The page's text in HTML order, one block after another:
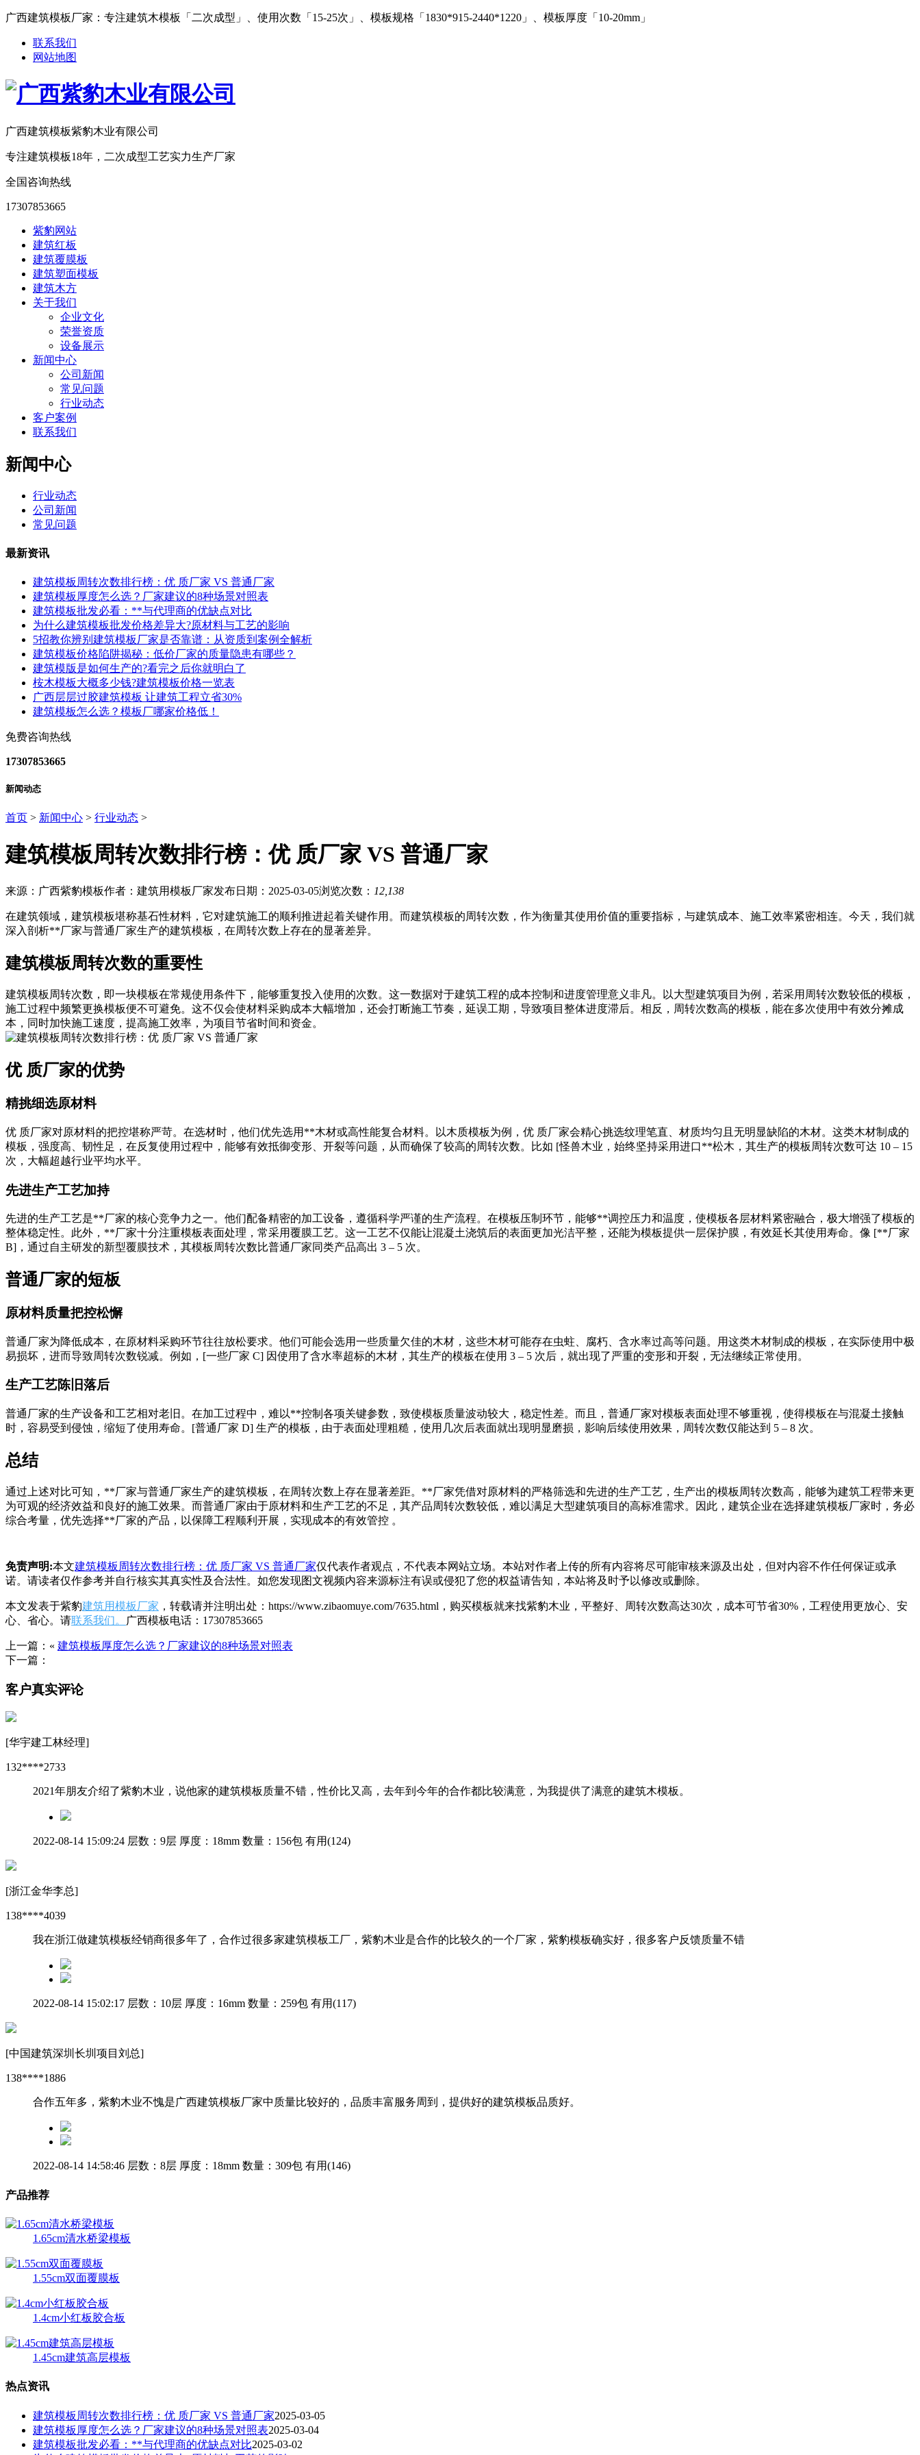
广西建筑模板厂家：专注建筑木模板「二次成型」、使用次数「15-25次」、模板规格「1830*915-2440*1220」、模板厚度「10-20mm」
联系我们
网站地图
广西建筑模板紫豹木业有限公司
专注建筑模板18年，二次成型工艺实力生产厂家
全国咨询热线
17307853665
紫豹网站
建筑红板
建筑覆膜板
建筑塑面模板
建筑木方
关于我们
企业文化
荣誉资质
设备展示
新闻中心
公司新闻
常见问题
行业动态
客户案例
联系我们
新闻中心
行业动态
公司新闻
常见问题
最新资讯
建筑模板周转次数排行榜：优 质厂家 VS 普通厂家
建筑模板厚度怎么选？厂家建议的8种场景对照表
建筑模板批发必看：**与代理商的优缺点对比
为什么建筑模板批发价格差异大?原材料与工艺的影响
5招教你辨别建筑模板厂家是否靠谱：从资质到案例全解析
建筑模板价格陷阱揭秘：低价厂家的质量隐患有哪些？
建筑模版是如何生产的?看完之后你就明白了
桉木模板大概多少钱?建筑模板价格一览表
广西层层过胶建筑模板 让建筑工程立省30%
建筑模板怎么选？模板厂哪家价格低！
免费咨询热线
17307853665
新闻动态
首页 > 新闻中心 > 行业动态 >
建筑模板周转次数排行榜：优 质厂家 VS 普通厂家
来源：广西紫豹模板作者：建筑用模板厂家发布日期：2025-03-05浏览次数： 12,138
在建筑领域，建筑模板堪称基石性材料，它对建筑施工的顺利推进起着关键作用。而建筑模板的周转次数，作为衡量其使用价值的重要指标，与建筑成本、施工效率紧密相连。今天，我们就
深入剖析**厂家与普通厂家生产的建筑模板，在周转次数上存在的显著差异。
建筑模板周转次数的重要性
建筑模板周转次数，即一块模板在常规使用条件下，能够重复投入使用的次数。这一数据对于建筑工程的成本控制和进度管理意义非凡。以大型建筑项目为例，若采用周转次数较低的模板，
施工过程中频繁更换模板便不可避免。这不仅会使材料采购成本大幅增加，还会打断施工节奏，延误工期，导致项目整体进度滞后。相反，周转次数高的模板，能在多次使用中有效分摊成
本，同时加快施工速度，提高施工效率，为项目节省时间和资金。
优 质厂家的优势
精挑细选原材料
优 质厂家对原材料的把控堪称严苛。在选材时，他们优先选用**木材或高性能复合材料。以木质模板为例，优 质厂家会精心挑选纹理笔直、材质均匀且无明显缺陷的木材。这类木材制成的
模板，强度高、韧性足，在反复使用过程中，能够有效抵御变形、开裂等问题，从而确保了较高的周转次数。比如 [怪兽木业，始终坚持采用进口**松木，其生产的模板周转次数可达 10 – 15
次，大幅超越行业平均水平。
先进生产工艺加持
先进的生产工艺是**厂家的核心竞争力之一。他们配备精密的加工设备，遵循科学严谨的生产流程。在模板压制环节，能够**调控压力和温度，使模板各层材料紧密融合，极大增强了模板的
整体稳定性。此外，**厂家十分注重模板表面处理，常采用覆膜工艺。这一工艺不仅能让混凝土浇筑后的表面更加光洁平整，还能为模板提供一层保护膜，有效延长其使用寿命。像 [**厂家
B]，通过自主研发的新型覆膜技术，其模板周转次数比普通厂家同类产品高出 3 – 5 次。
普通厂家的短板
原材料质量把控松懈
普通厂家为降低成本，在原材料采购环节往往放松要求。他们可能会选用一些质量欠佳的木材，这些木材可能存在虫蛀、腐朽、含水率过高等问题。用这类木材制成的模板，在实际使用中极
易损坏，进而导致周转次数锐减。例如，[一些厂家 C] 因使用了含水率超标的木材，其生产的模板在使用 3 – 5 次后，就出现了严重的变形和开裂，无法继续正常使用。
生产工艺陈旧落后
普通厂家的生产设备和工艺相对老旧。在加工过程中，难以**控制各项关键参数，致使模板质量波动较大，稳定性差。而且，普通厂家对模板表面处理不够重视，使得模板在与混凝土接触
时，容易受到侵蚀，缩短了使用寿命。[普通厂家 D] 生产的模板，由于表面处理粗糙，使用几次后表面就出现明显磨损，影响后续使用效果，周转次数仅能达到 5 – 8 次。
总结
通过上述对比可知，**厂家与普通厂家生产的建筑模板，在周转次数上存在显著差距。**厂家凭借对原材料的严格筛选和先进的生产工艺，生产出的模板周转次数高，能够为建筑工程带来更
为可观的经济效益和良好的施工效果。而普通厂家由于原材料和生产工艺的不足，其产品周转次数较低，难以满足大型建筑项目的高标准需求。因此，建筑企业在选择建筑模板厂家时，务必
综合考量，优先选择**厂家的产品，以保障工程顺利开展，实现成本的有效管控 。
免责声明:本文建筑模板周转次数排行榜：优 质厂家 VS 普通厂家仅代表作者观点，不代表本网站立场。本站对作者上传的所有内容将尽可能审核来源及出处，但对内容不作任何保证或承
诺。请读者仅作参考并自行核实其真实性及合法性。如您发现图文视频内容来源标注有误或侵犯了您的权益请告知，本站将及时予以修改或删除。
本文发表于紫豹建筑用模板厂家 ，转载请并注明出处：https://www.zibaomuye.com/7635.html，购买模板就来找紫豹木业，平整好、周转次数高达30次，成本可节省30%，工程使用更放心、安
心、省心。请联系我们。 广西模板电话：17307853665
上一篇：« 建筑模板厚度怎么选？厂家建议的8种场景对照表
下一篇：
客户真实评论
[华宇建工林经理]
132****2733
2021年朋友介绍了紫豹木业，说他家的建筑模板质量不错，性价比又高，去年到今年的合作都比较满意，为我提供了满意的建筑木模板。
2022-08-14 15:09:24 层数：9层 厚度：18mm 数量：156包 有用(124)
[浙江金华李总]
138****4039
我在浙江做建筑模板经销商很多年了，合作过很多家建筑模板工厂，紫豹木业是合作的比较久的一个厂家，紫豹模板确实好，很多客户反馈质量不错
2022-08-14 15:02:17 层数：10层 厚度：16mm 数量：259包 有用(117)
[中国建筑深圳长圳项目刘总]
138****1886
合作五年多，紫豹木业不愧是广西建筑模板厂家中质量比较好的，品质丰富服务周到，提供好的建筑模板品质好。
2022-08-14 14:58:46 层数：8层 厚度：18mm 数量：309包 有用(146)
产品推荐
1.65cm清水桥梁模板
1.55cm双面覆膜板
1.4cm小红板胶合板
1.45cm建筑高层模板
热点资讯
建筑模板周转次数排行榜：优 质厂家 VS 普通厂家2025-03-05
建筑模板厚度怎么选？厂家建议的8种场景对照表2025-03-04
建筑模板批发必看：**与代理商的优缺点对比2025-03-02